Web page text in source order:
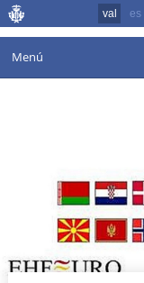
val es
Menú
Instal·lacions
Comunicació
València en esport